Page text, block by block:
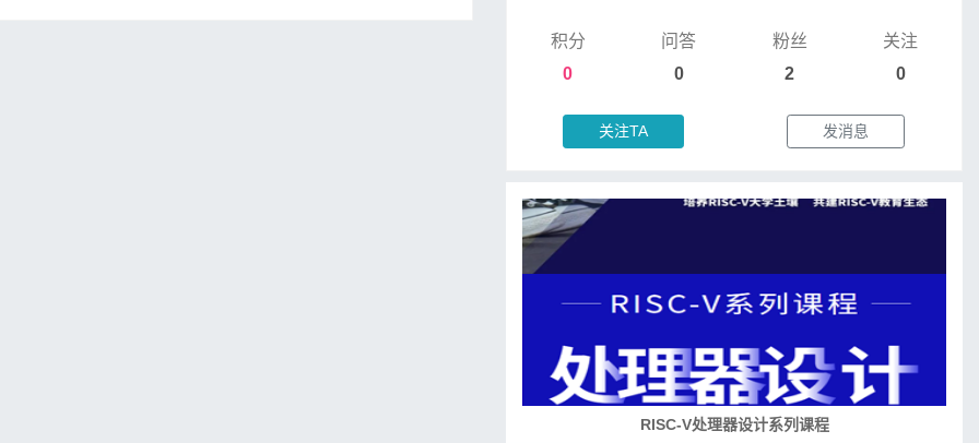
积分
0
问答
0
粉丝
2
关注
0
关注TA 发消息
RISC-V处理器设计系列课程